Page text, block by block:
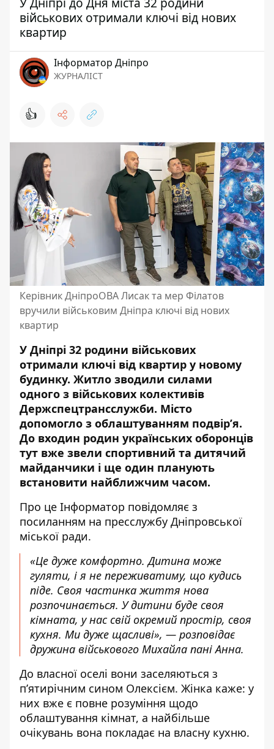
військових отримали ключі від нових
квартир
Інформатор Дніпро
ЖУРНАЛІСТ
👍
Керівник ДніпроОВА Лисак та мер Філатов
вручили військовим Дніпра ключі від нових
квартир
У Дніпрі 32 родини військових
отримали ключі від квартир у новому
будинку. Житло зводили силами
одного з військових колективів
Держспецтрансслужби. Місто
допомогло з облаштуванням подвірʼя.
До входин родин українських оборонців
тут вже звели спортивний та дитячий
майданчики і ще один планують
встановити найближчим часом.
Про це Інформатор повідомляє з
посиланням на пресслужбу Дніпровської
міської ради.
«Це дуже комфортно. Дитина може
гуляти, і я не переживатиму, що кудись
піде. Своя частинка життя нова
розпочинається. У дитини буде своя
кімната, у нас свій окремий простір, своя
кухня. Ми дуже щасливі», — розповідає
дружина військового Михайла пані Анна.
До власної оселі вони заселяються з
пʼятирічним сином Олексієм. Жінка каже: у
них вже є повне розуміння щодо
облаштування кімнат, а найбільше
очікувань вона покладає на власну кухню.